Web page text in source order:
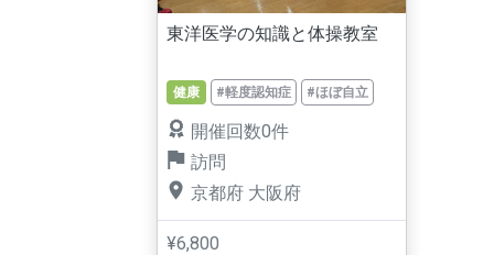
東洋医学の知識と体操教室
健康 #軽度認知症 #ほぼ自立
開催回数0件
訪問
京都府 大阪府
¥6,800